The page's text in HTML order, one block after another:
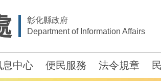
彰化縣政府
Department of Information Affairs
息中心 便民服務 法令規章